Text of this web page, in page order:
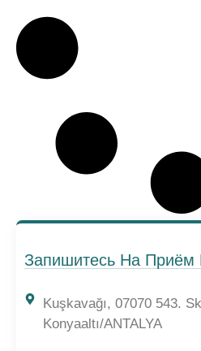
Запишитесь На Приём
Kuşkavağı, 07070 543.
Konyaaltı/ANTALYA